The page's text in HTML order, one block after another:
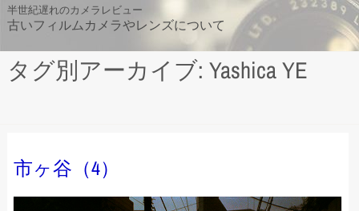
Skip
to
content
半世紀遅れのカメラレビュー
古いフィルムカメラやレンズについて
タグ別アーカイブ: Yashica YE
市ヶ谷（4）